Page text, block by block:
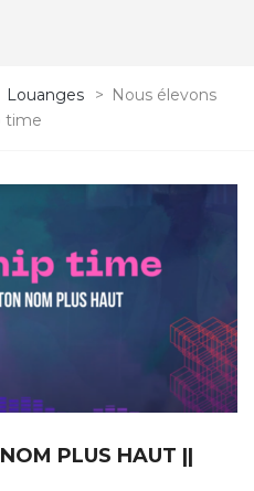
Louanges >
Nous élevons
time
PLUS HAUT ||